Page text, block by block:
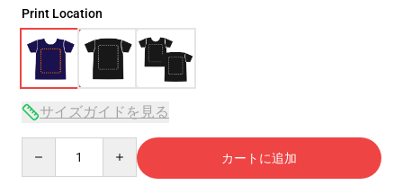
Print Location
サイズガイドを見る
カートに追加